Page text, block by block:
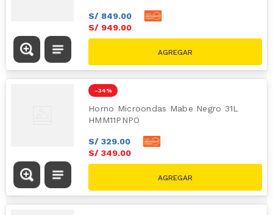
S/ 849.00
S/ 949.00
S/1329.00
-34 %
Horno Microondas Mabe Negro 31L
HMM11PNPO
S/ 329.00
S/ 349.00
S/529.00